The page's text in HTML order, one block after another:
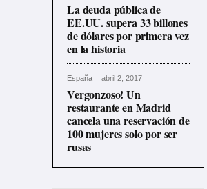
La deuda pública de
EE.UU. supera 33 billones
de dólares por primera vez
en la historia
España abril 2, 2017
Vergonzoso! Un
restaurante en Madrid
cancela una reservación de
100 mujeres solo por ser
rusas